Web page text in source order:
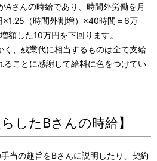
さんの時給であり、時間外労働を月
（時間外割増）×40時間＝6万
額した10万円を下回ります。
く、残業代に相当するものは全て支給
ることに感謝して給料に色をつけてい
したBさんの時給】
当の趣旨をBさんに説明したり、契約